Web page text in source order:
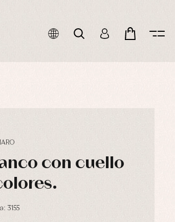
con cuello
3155